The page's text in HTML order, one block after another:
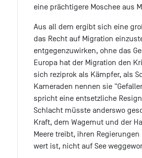
eine prächtigere Moschee aus
Aus all dem ergibt sich eine
das Recht auf Migration
entgegenzuwirken, ohne das
Europa hat der Migration den
sich reziprok als Kämpfer, als
Kameraden nennen sie
spricht eine entsetzliche
Schlacht müsste anderswo
Kraft, dem Wagemut und der
Meere treibt, ihren
wert ist, nicht auf See